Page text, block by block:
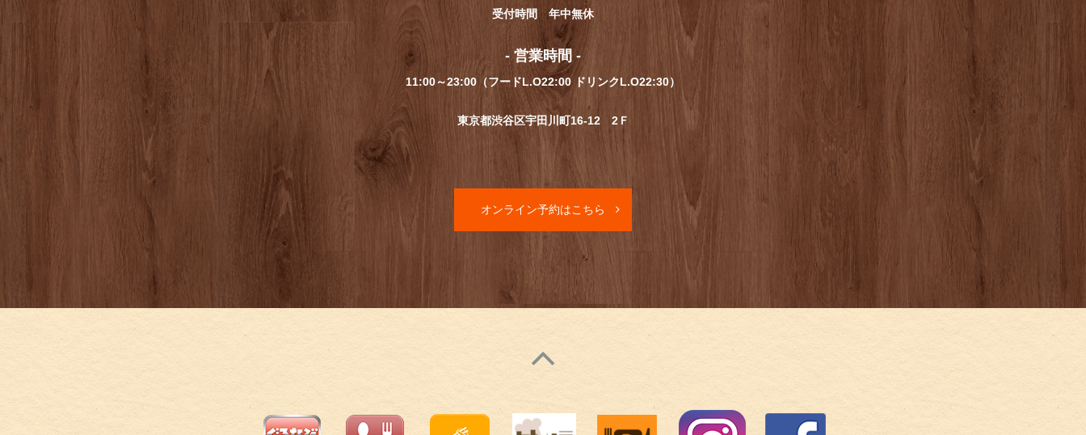
受付時間 年中無休
- 営業時間 -
11:00～23:00（フードL.O22:00 ドリンクL.O22:30）
東京都渋谷区宇田川町16-12 2Ｆ
オンライン予約はこちら